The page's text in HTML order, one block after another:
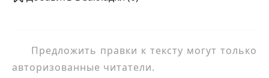
Предложить правки к тексту могут только
авторизованные читатели.